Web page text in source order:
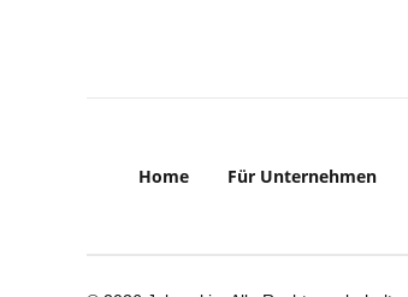
Home Für Unternehmen